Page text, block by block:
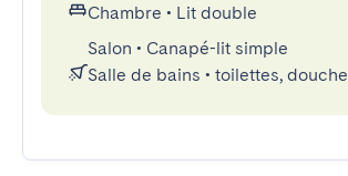
Chambre • Lit double
Salon • Canapé-lit simple
Salle de bains • toilettes, douche